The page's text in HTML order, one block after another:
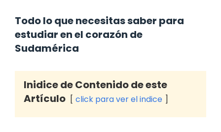
Todo lo que necesitas saber para
estudiar en el corazón de
Sudamérica
Inidice de Contenido de este
Artículo
click para ver el indice